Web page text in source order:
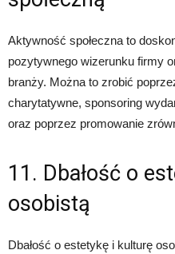
Aktywność społeczna to
pozytywnego wizerunku firmy
branży. Można to zrobić
charytatywne, sponsoring
oraz poprzez promowanie
11. Dbałość o
osobistą
Dbałość o estetykę i kulturę